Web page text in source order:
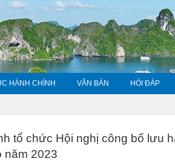
HÀNH CHÍNH VĂN BẢN HỎI ĐÁP
tổ chức Hội nghị công bố lưu
năm 2023